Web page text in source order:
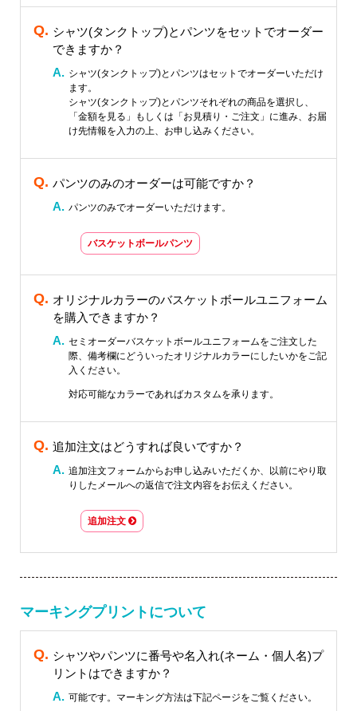
シャツ(タンクトップ)とパンツをセットでオーダー
できますか？
シャツ(タンクトップ)とパンツはセットでオーダーいただけ
ます。
シャツ(タンクトップ)とパンツそれぞれの商品を選択し、
「金額を見る」もしくは「お見積り・ご注文」に進み、お届
け先情報を入力の上、お申し込みください。
パンツのみのオーダーは可能ですか？
パンツのみでオーダーいただけます。
バスケットボールパンツ
オリジナルカラーのバスケットボールユニフォーム
を購入できますか？
セミオーダーバスケットボールユニフォームをご注文した
際、備考欄にどういったオリジナルカラーにしたいかをご記
入ください。
対応可能なカラーであればカスタムを承ります。
追加注文はどうすれば良いですか？
追加注文フォームからお申し込みいただくか、以前にやり取
りしたメールへの返信で注文内容をお伝えください。
追加注文
マーキングプリントについて
シャツやパンツに番号や名入れ(ネーム・個人名)プ
リントはできますか？
可能です。マーキング方法は下記ページをご覧ください。